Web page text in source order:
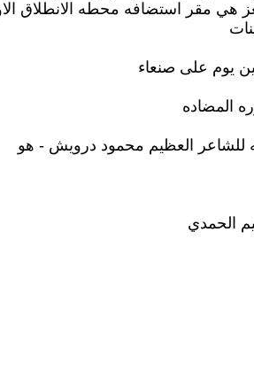
هي مقر استضافه محطه الانطلاق
يوم على صنعاء
المضاده
للشاعر العظيم محمود درويش - هو
الحمدي